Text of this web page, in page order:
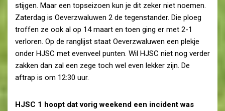
stijgen. Maar een topseizoen kun je dit zeker niet noemen.
Zaterdag is Oeverzwaluwen 2 de tegenstander. Die ploeg
troffen ze ook al op 14 maart en toen ging er met 2-1
verloren. Op de ranglijst staat Oeverzwaluwen een plekje
onder HJSC met evenveel punten. Wil HJSC niet nog verder
zakken dan zal een zege toch wel even lekker zijn. De
aftrap is om 12:30 uur.
HJSC 1 hoopt dat vorig weekend een incident was